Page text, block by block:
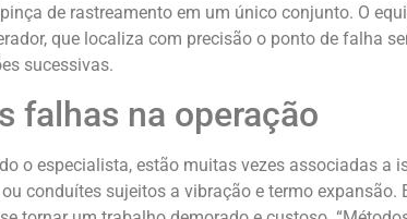
de rastreamento em um único conjunto. O
que localiza com precisão o ponto de falha
sucessivas.
falhas na operação
o especialista, estão muitas vezes associadas a
conduítes sujeitos a vibração e termo